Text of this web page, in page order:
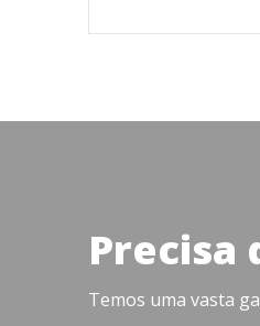
Precisa
Temos uma vasta